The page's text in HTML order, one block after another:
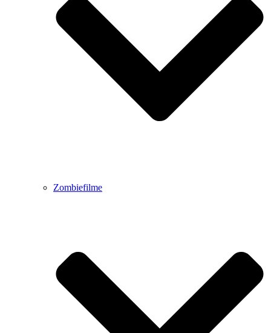
Zombiefilme